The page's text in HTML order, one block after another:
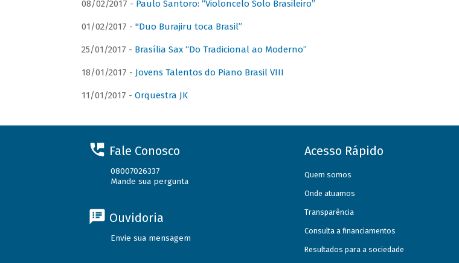
08/02/2017 - Paulo Santoro: “Violoncelo Solo Brasileiro”
01/02/2017 - "Duo Burajiru toca Brasil”
25/01/2017 - Brasília Sax “Do Tradicional ao Moderno”
18/01/2017 - Jovens Talentos do Piano Brasil VIII
11/01/2017 - Orquestra JK
Fale Conosco
08007026337
Mande sua pergunta
Ouvidoria
Envie sua mensagem
Acesso Rápido
Quem somos
Onde atuamos
Transparência
Consulta a financiamentos
Resultados para a sociedade